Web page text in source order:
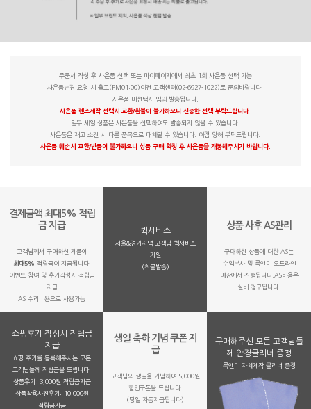
주문서 작성 후 사은품 선택 또는 마이페이지에서 최초 1회 사은품 선택 가능
사은품변경 요청 시 출고(PM01:00)이전 고객센터(02-6927-1022)로 문의바랍니다.
사은품 미선택시 임의 발송됩니다.
사은품 렌즈제작 선택시 교환/환불이 불가하오니 신중한 선택 부탁드립니다.
일부 세일 상품은 사은품을 선택하여도 발송되지 않을 수 있습니다.
사은품은 재고 소진 시 다른 품목으로 대체될 수 있습니다. 이점 양해 부탁드립니다.
사은품 훼손시 교환/반품이 불가하오니 상품 구매 확정 후 사은품을 개봉해주시기 바랍니다.
결제금액 최대5% 적립
금 지급
고객님께서 구매하신 제품에
최대5% 적립금이 지급됩니다.
이벤트 참여 및 후기작성시 적립금
지급
AS 수리비용으로 사용가능
퀵서비스
서울&경기지역 고객님 퀵서비스
지원
(착불발송)
상품 사후 AS관리
구매하신 상품에 대한 AS는
수입본사 및 룩앤미 오프라인
매장에서 진행됩니다.AS비용은
실비 청구됩니다.
쇼핑후기 작성시 적립금
지급
쇼핑 후기를 등록해주시는 모든
고객님들께 적립금을 드립니다.
상품후기: 3,000원 적립금지급
상품착용사진후기: 10,000원
적립금지금
생일 축하 기념 쿠폰 지
급
고객님의 생일을 기념하여 5,000원
할인쿠폰을 드립니다.
(당일 자동지급됩니다)
구매해주신 모든 고객님들
께 안경클리너 증정
룩앤미 자체제작 클리너 증정